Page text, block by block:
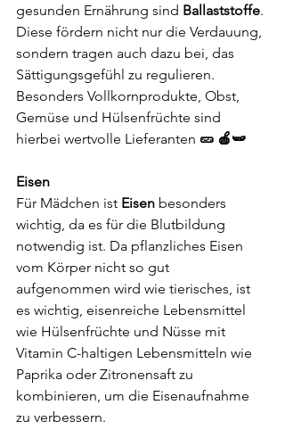
gesunden Ernährung sind Ballaststoffe.
Diese fördern nicht nur die Verdauung,
sondern tragen auch dazu bei, das
Sättigungsgefühl zu regulieren.
Besonders Vollkornprodukte, Obst,
Gemüse und Hülsenfrüchte sind
hierbei wertvolle Lieferanten 🥒 🍎🫛
Eisen
Für Mädchen ist Eisen besonders
wichtig, da es für die Blutbildung
notwendig ist. Da pflanzliches Eisen
vom Körper nicht so gut
aufgenommen wird wie tierisches, ist
es wichtig, eisenreiche Lebensmittel
wie Hülsenfrüchte und Nüsse mit
Vitamin C-haltigen Lebensmitteln wie
Paprika oder Zitronensaft zu
kombinieren, um die Eisenaufnahme
zu verbessern.